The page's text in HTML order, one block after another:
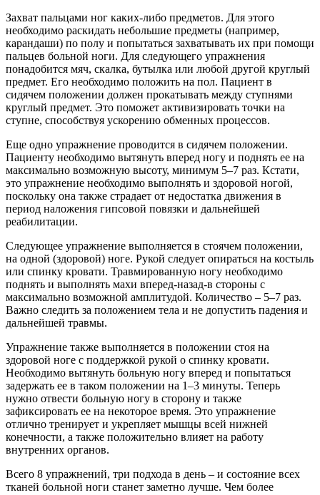
Захват пальцами ног каких-либо предметов. Для этого
необходимо раскидать небольшие предметы (например,
карандаши) по полу и попытаться захватывать их при помощи
пальцев больной ноги. Для следующего упражнения
понадобится мяч, скалка, бутылка или любой другой круглый
предмет. Его необходимо положить на пол. Пациент в
сидячем положении должен прокатывать между ступнями
круглый предмет. Это поможет активизировать точки на
ступне, способствуя ускорению обменных процессов.
Еще одно упражнение проводится в сидячем положении.
Пациенту необходимо вытянуть вперед ногу и поднять ее на
максимально возможную высоту, минимум 5–7 раз. Кстати,
это упражнение необходимо выполнять и здоровой ногой,
поскольку она также страдает от недостатка движения в
период наложения гипсовой повязки и дальнейшей
реабилитации.
Следующее упражнение выполняется в стоячем положении,
на одной (здоровой) ноге. Рукой следует опираться на костыль
или спинку кровати. Травмированную ногу необходимо
поднять и выполнять махи вперед-назад-в стороны с
максимально возможной амплитудой. Количество – 5–7 раз.
Важно следить за положением тела и не допустить падения и
дальнейшей травмы.
Упражнение также выполняется в положении стоя на
здоровой ноге с поддержкой рукой о спинку кровати.
Необходимо вытянуть больную ногу вперед и попытаться
задержать ее в таком положении на 1–3 минуты. Теперь
нужно отвести больную ногу в сторону и также
зафиксировать ее на некоторое время. Это упражнение
отлично тренирует и укрепляет мышцы всей нижней
конечности, а также положительно влияет на работу
внутренних органов.
Всего 8 упражнений, три подхода в день – и состояние всех
тканей больной ноги станет заметно лучше. Чем более